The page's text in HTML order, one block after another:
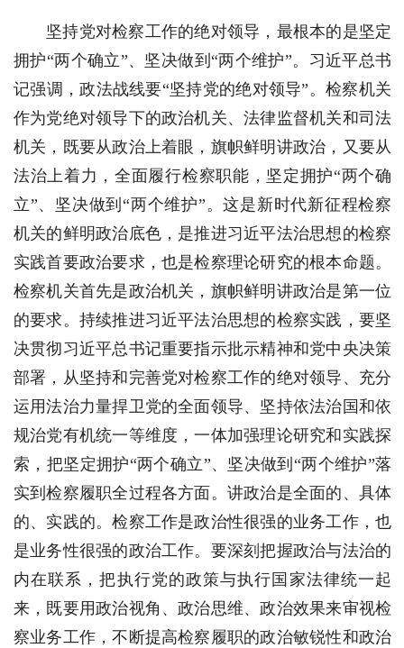
坚持党对检察工作的绝对领导，最根本的是坚定
拥护“两个确立”、坚决做到“两个维护”。习近平总书
记强调，政法战线要“坚持党的绝对领导”。检察机关
作为党绝对领导下的政治机关、法律监督机关和司法
机关，既要从政治上着眼，旗帜鲜明讲政治，又要从
法治上着力，全面履行检察职能，坚定拥护“两个确
立”、坚决做到“两个维护”。这是新时代新征程检察
机关的鲜明政治底色，是推进习近平法治思想的检察
实践首要政治要求，也是检察理论研究的根本命题。
检察机关首先是政治机关，旗帜鲜明讲政治是第一位
的要求。持续推进习近平法治思想的检察实践，要坚
决贯彻习近平总书记重要指示批示精神和党中央决策
部署，从坚持和完善党对检察工作的绝对领导、充分
运用法治力量捍卫党的全面领导、坚持依法治国和依
规治党有机统一等维度，一体加强理论研究和实践探
索，把坚定拥护“两个确立”、坚决做到“两个维护”落
实到检察履职全过程各方面。讲政治是全面的、具体
的、实践的。检察工作是政治性很强的业务工作，也
是业务性很强的政治工作。要深刻把握政治与法治的
内在联系，把执行党的政策与执行国家法律统一起
来，既要用政治视角、政治思维、政治效果来审视检
察业务工作，不断提高检察履职的政治敏锐性和政治